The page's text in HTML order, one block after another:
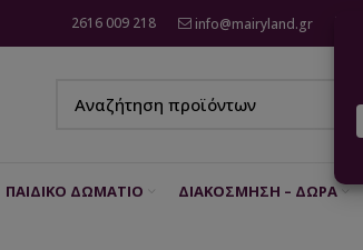
2616 009 218 info@mairyland.gr
ΠΑΙΔΙΚΌ ΔΩΜΆΤΙΟ ΔΙΑΚΌΣΜΗΣΗ – ΔΏΡΑ